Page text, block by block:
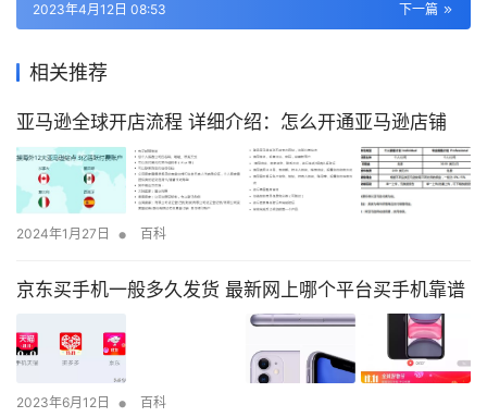
下一篇
2023年4月12日 08:53
相关推荐
亚马逊全球开店流程 详细介绍：怎么开通亚马逊店铺
2024年1月27日 • 百科
京东买手机一般多久发货 最新网上哪个平台买手机靠谱
2023年6月12日 • 百科